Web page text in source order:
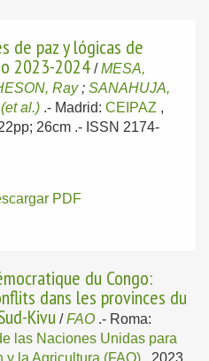
de paz y lógicas de
2023-2024 /MESA,
Ray; SANAHUJA,
(et al.) .- Madrid: CEIPAZ ,
26cm .- ISSN 2174-
PDF
du Congo:
dans les provinces du
Kivu /FAO .- Roma:
las Naciones Unidas para
y la Agricultura (FAO) , 2023